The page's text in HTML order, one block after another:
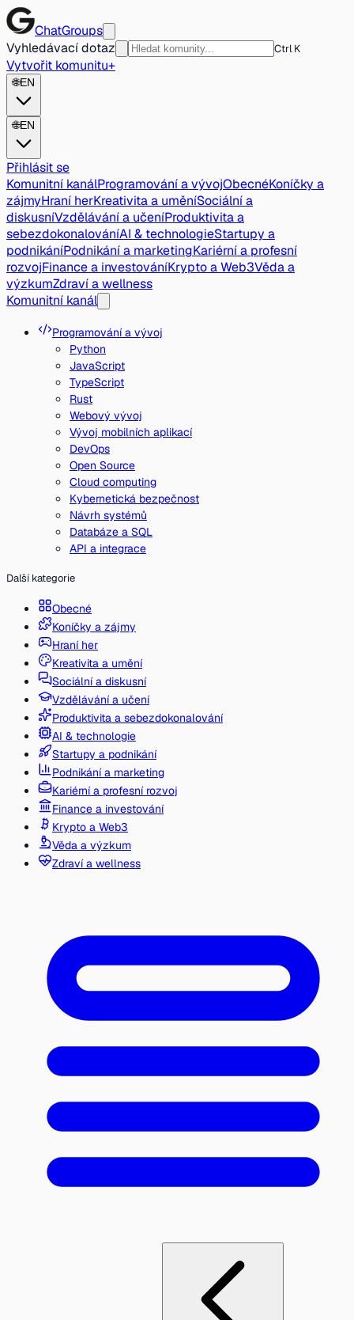
ChatGroups
Vyhledávací dotaz
Ctrl K
Vytvořit komunitu+
🌐EN
🌐EN
Přihlásit se
Komunitní kanálProgramování a vývojObecnéKoníčky a
zájmyHraní herKreativita a uměníSociální a
diskusníVzdělávání a učeníProduktivita a
sebezdokonalováníAI & technologieStartupy a
podnikáníPodnikání a marketingKariérní a profesní
rozvojFinance a investováníKrypto a Web3Věda a
výzkumZdraví a wellness
Komunitní kanál
Programování a vývoj
Python
JavaScript
TypeScript
Rust
Webový vývoj
Vývoj mobilních aplikací
DevOps
Open Source
Cloud computing
Kybernetická bezpečnost
Návrh systémů
Databáze a SQL
API a integrace
Další kategorie
Obecné
Koníčky a zájmy
Hraní her
Kreativita a umění
Sociální a diskusní
Vzdělávání a učení
Produktivita a sebezdokonalování
AI & technologie
Startupy a podnikání
Podnikání a marketing
Kariérní a profesní rozvoj
Finance a investování
Krypto a Web3
Věda a výzkum
Zdraví a wellness